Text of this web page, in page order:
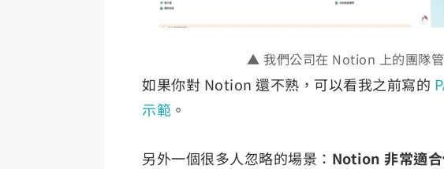
▲ 我們公司在 Notion 上的團隊
如果你對 Notion 還不熟，可以看我之前寫的
示範 。
另外一個很多人忽略的場景： Notion 非常適合